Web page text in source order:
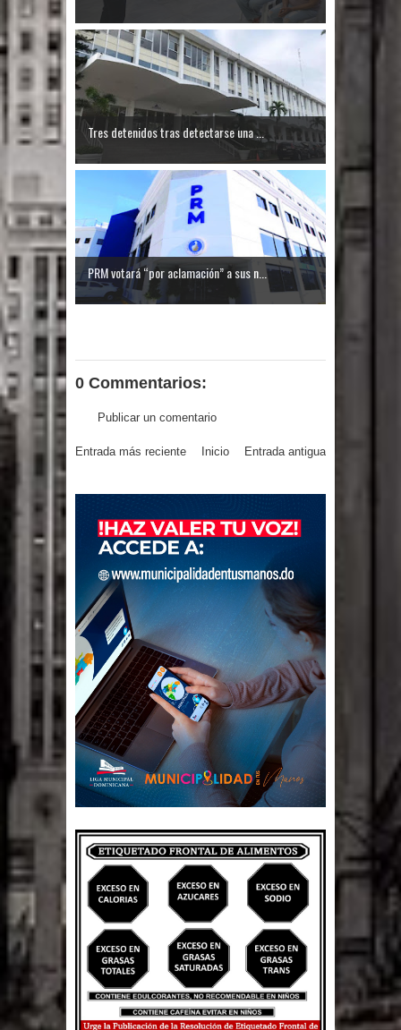
Tres detenidos tras detectarse una ...
PRM votará “por aclamación” a sus n...
0 Commentarios:
Publicar un comentario
Entrada más reciente Entrada antigua
Inicio